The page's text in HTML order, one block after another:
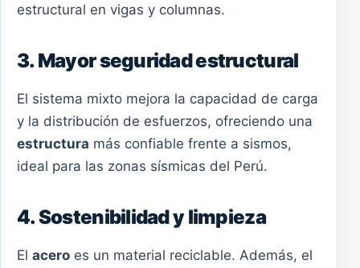
estructural en vigas y columnas.
3. Mayor seguridad estructural
El sistema mixto mejora la capacidad de carga
y la distribución de esfuerzos, ofreciendo una
estructura más confiable frente a sismos,
ideal para las zonas sísmicas del Perú.
4. Sostenibilidad y limpieza
El acero es un material reciclable. Además, el